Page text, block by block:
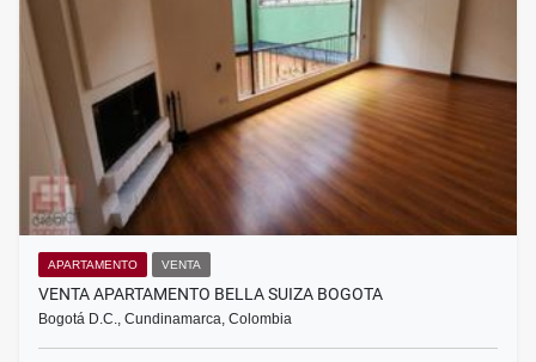
APARTAMENTO VENTA
VENTA APARTAMENTO BELLA SUIZA BOGOTA
Bogotá D.C., Cundinamarca, Colombia